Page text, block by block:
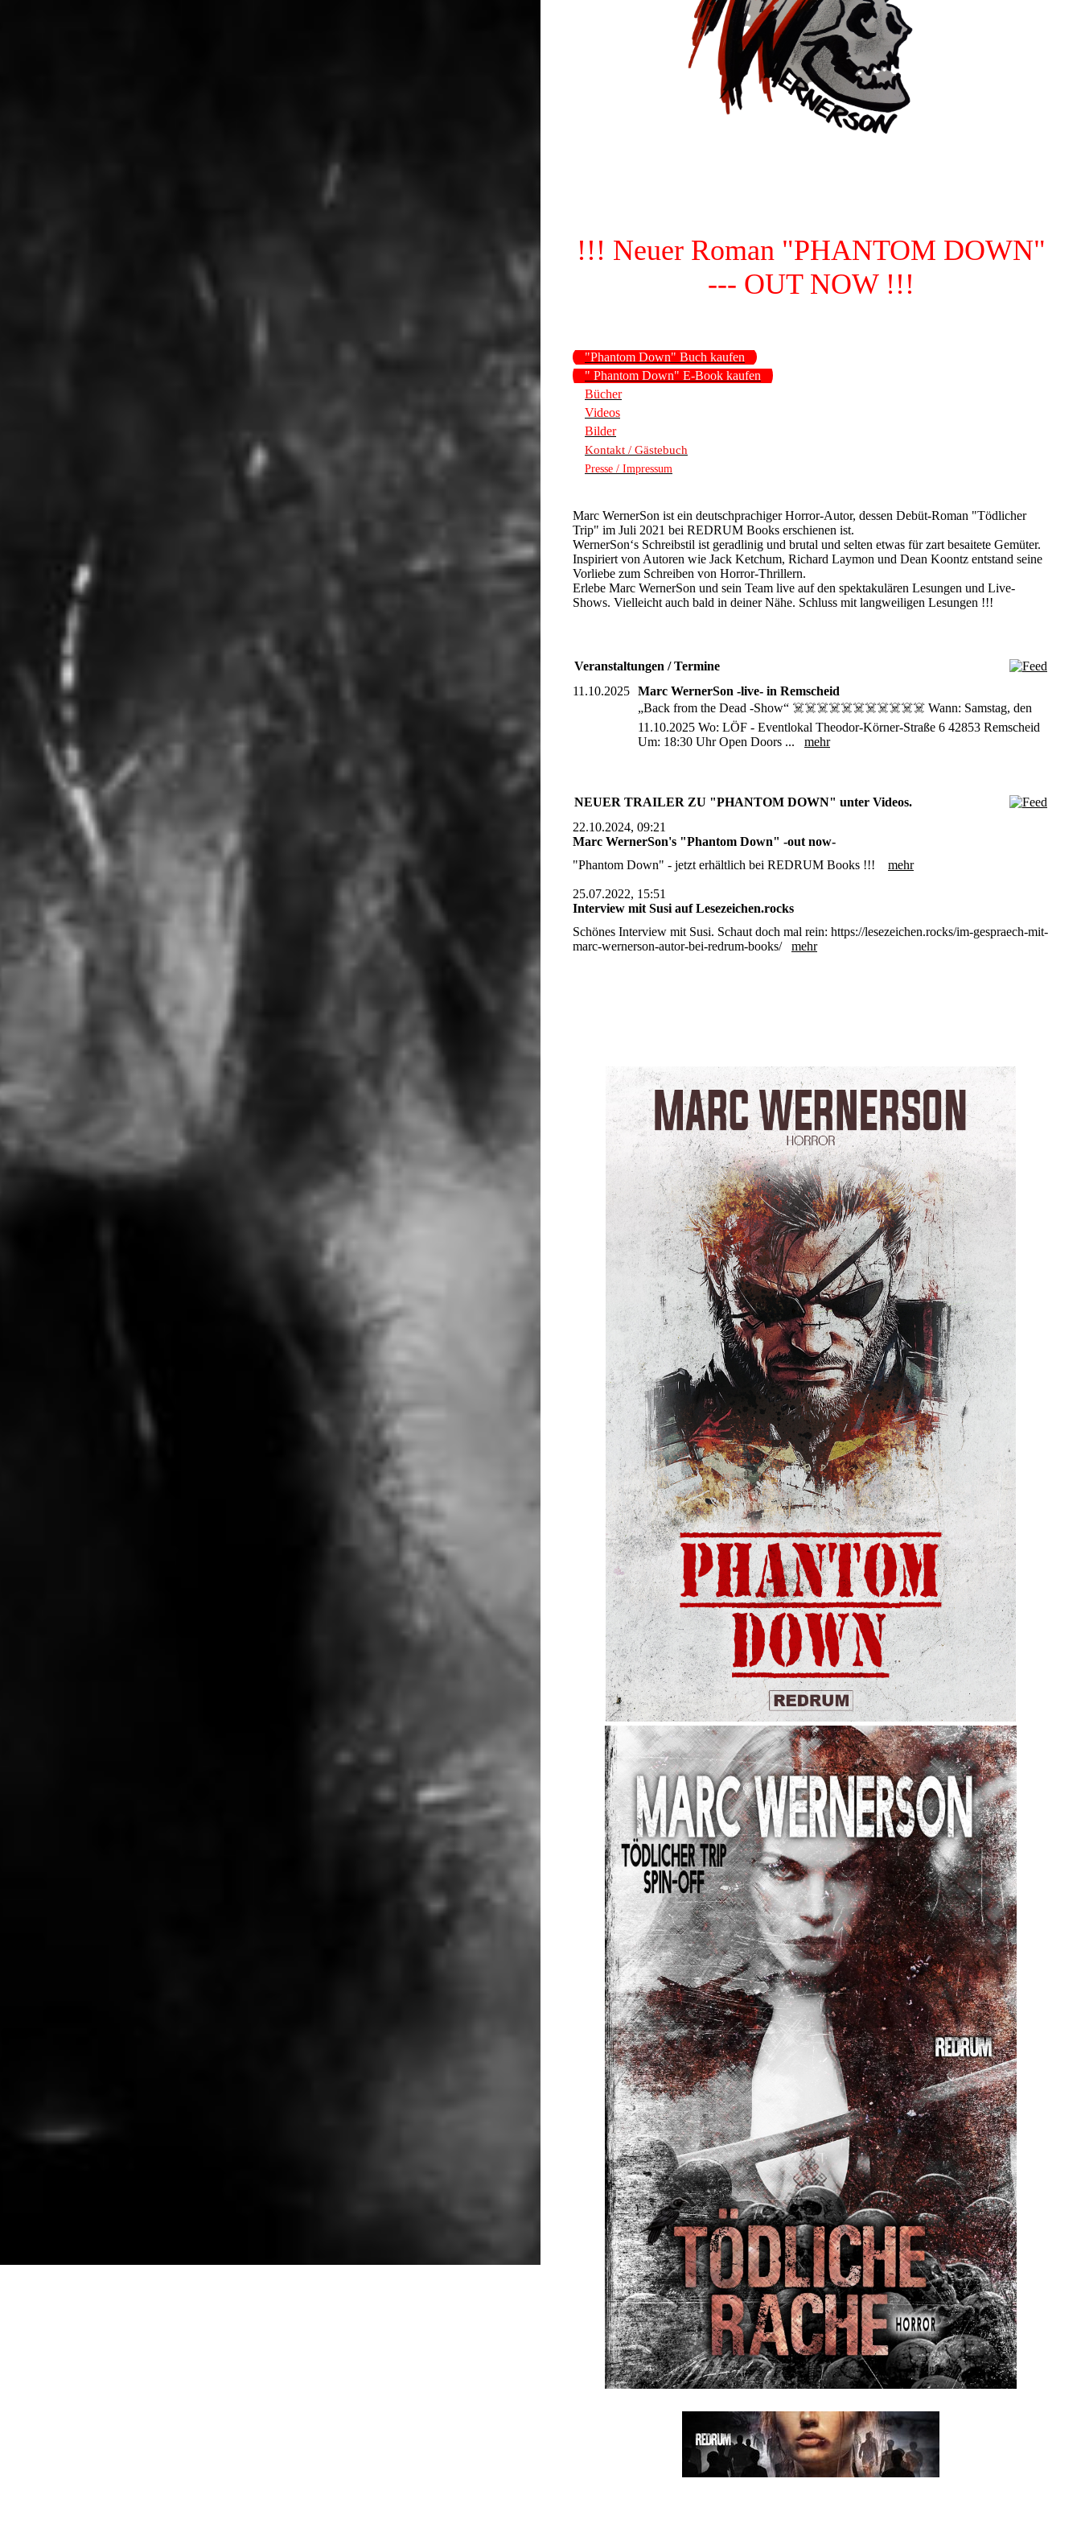
!!! Neuer Roman "PHANTOM DOWN"
--- OUT NOW !!!
"Phantom Down" Buch kaufen
" Phantom Down" E-Book kaufen
Bücher
Videos
Bilder
Kontakt / Gästebuch
Presse / Impressum
Marc WernerSon ist ein deutschprachiger Horror-Autor, dessen Debüt-Roman "Tödlicher
Trip" im Juli 2021 bei REDRUM Books erschienen ist.
WernerSon‘s Schreibstil ist geradlinig und brutal und selten etwas für zart besaitete Gemüter.
Inspiriert von Autoren wie Jack Ketchum, Richard Laymon und Dean Koontz entstand seine
Vorliebe zum Schreiben von Horror-Thrillern.
Erlebe Marc WernerSon und sein Team live auf den spektakulären Lesungen und Live-
Shows. Vielleicht auch bald in deiner Nähe. Schluss mit langweiligen Lesungen !!!
Veranstaltungen / Termine
11.10.2025 Marc WernerSon -live- in Remscheid
„Back from the Dead -Show“ ☠️☠️☠️☠️☠️☠️☠️☠️☠️☠️☠️ Wann: Samstag, den
11.10.2025 Wo: LÖF - Eventlokal Theodor-Körner-Straße 6 42853 Remscheid
Um: 18:30 Uhr Open Doors ... mehr
NEUER TRAILER ZU "PHANTOM DOWN" unter Videos.
22.10.2024, 09:21
Marc WernerSon's "Phantom Down" -out now-
"Phantom Down" - jetzt erhältlich bei REDRUM Books !!! mehr
25.07.2022, 15:51
Interview mit Susi auf Lesezeichen.rocks
Schönes Interview mit Susi. Schaut doch mal rein: https://lesezeichen.rocks/im-gespraech-mit-
marc-wernerson-autor-bei-redrum-books/ mehr